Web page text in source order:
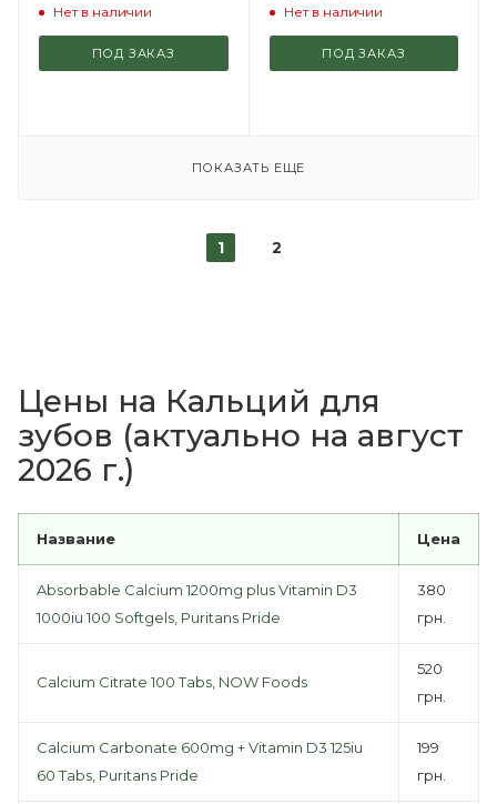
Нет в наличии
ПОД ЗАКАЗ
Нет в наличии
ПОД ЗАКАЗ
ПОКАЗАТЬ ЕЩЕ
1 2
Цены на Кальций для
зубов (актуально на август
2026 г.)
Название Цена
Absorbable Calcium 1200mg plus Vitamin D3
1000iu 100 Softgels, Puritans Pride
380
грн.
Calcium Citrate 100 Tabs, NOW Foods
520
грн.
Calcium Carbonate 600mg + Vitamin D3 125iu
60 Tabs, Puritans Pride
199
грн.